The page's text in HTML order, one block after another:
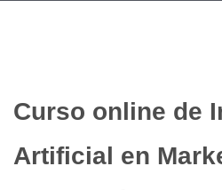
Curso online de
Artificial en